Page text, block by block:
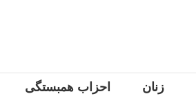
زنان احزاب همبستگی